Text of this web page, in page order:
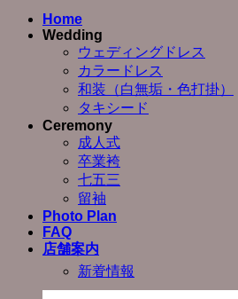
Home
Wedding
ウェディングドレス
カラードレス
和装（白無垢・色打掛）
タキシード
Ceremony
成人式
卒業袴
七五三
留袖
Photo Plan
FAQ
店舗案内
新着情報